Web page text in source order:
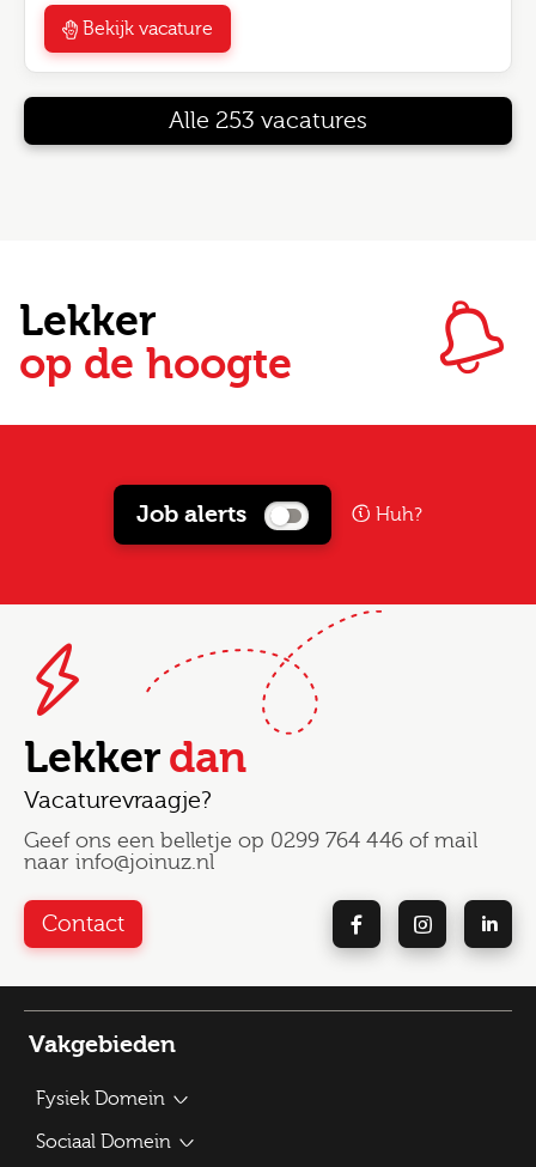
Bekijk vacature
Alle 253 vacatures
Lekker
op de hoogte
Job alerts Huh?
Lekkerdan
Vacaturevraagje?
Geef ons een belletje op 0299 764 446 of mail
naar info@joinuz.nl
Contact
Vakgebieden
Fysiek Domein
Bouwplantoetser
Sociaal Domein